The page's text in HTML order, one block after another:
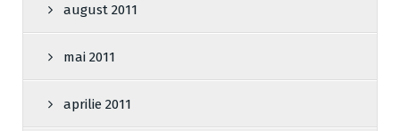
august 2011
mai 2011
aprilie 2011